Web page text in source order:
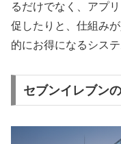
るだけでなく、アプ
促したりと、仕組み
的にお得になるシス
セブンイレブン